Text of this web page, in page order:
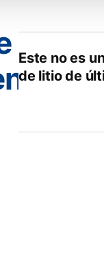
Este no es
de litio de